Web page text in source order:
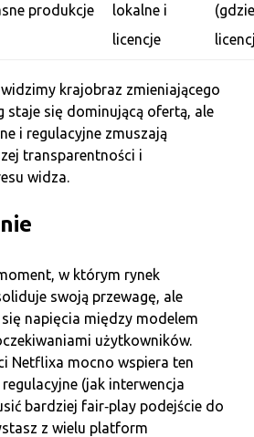
produkcje
lokalne i
licencje
(gdzie
krajobraz zmieniającego
staje się dominującą ofertą, ale
i regulacyjne zmuszają
transparentności i
widza.
w którym rynek
swoją przewagę, ale
napięcia między modelem
użytkowników.
Netflixa mocno wspiera ten
(jak interwencja
bardziej fair‑play podejście do
z wielu platform